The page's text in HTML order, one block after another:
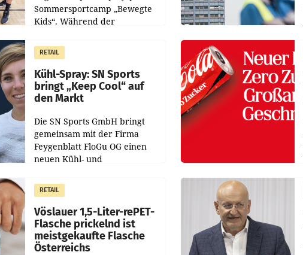
Sommersportcamp „Bewegte
Kids“. Während der
Juli und August versorgt das
Unternehmen Kinder sowie
RETAIL
Kühl-Spray: SN Sports
bringt „Keep Cool“ auf
den Markt
Die SN Sports GmbH bringt
gemeinsam mit der Firma
Feygenblatt FloGu OG einen
neuen Kühl- und
Markt. Das Produkt namens
„Keep Cool“ ist zu 100 Prozent
RETAIL
Vöslauer 1,5-Liter-rePET-
Flasche prickelnd ist
meistgekaufte Flasche
Österreichs